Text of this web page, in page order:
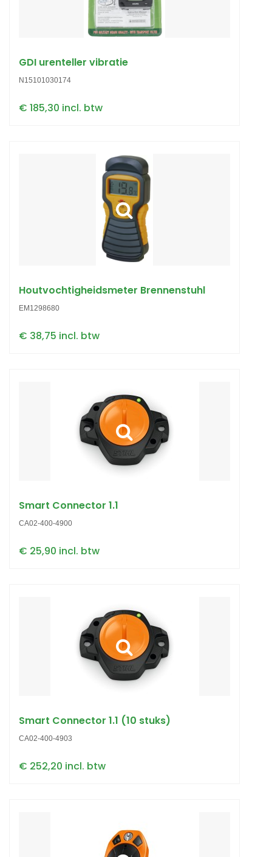
GDI urenteller vibratie
N15101030174
€ 185,30 incl. btw
Houtvochtigheidsmeter Brennenstuhl
EM1298680
€ 38,75 incl. btw
Smart Connector 1.1
CA02-400-4900
€ 25,90 incl. btw
Smart Connector 1.1 (10 stuks)
CA02-400-4903
€ 252,20 incl. btw